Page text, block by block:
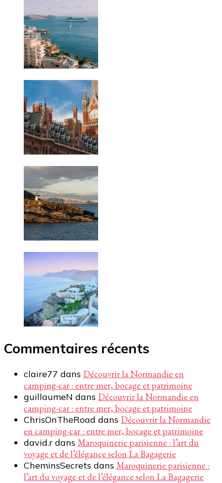
Commentaires récents
claire77 dans Découvrir la Normandie en
camping-car : entre mer, bocage et patrimoine
guillaumeN dans Découvrir la Normandie en
camping-car : entre mer, bocage et patrimoine
ChrisOnTheRoad dans Découvrir la Normandie
en camping-car : entre mer, bocage et patrimoine
david.r dans Maroquinerie parisienne : l’art du
voyage et de l’élégance selon La Bagagerie
CheminsSecrets dans Maroquinerie parisienne :
l’art du voyage et de l’élégance selon La Bagagerie